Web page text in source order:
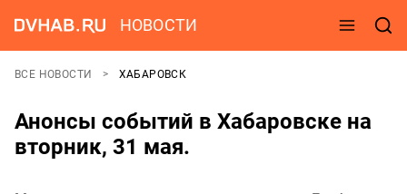
НОВОСТИ
ВСЕ НОВОСТИ ХАБАРОВСК
Анонсы событий в Хабаровске на
вторник, 31 мая.